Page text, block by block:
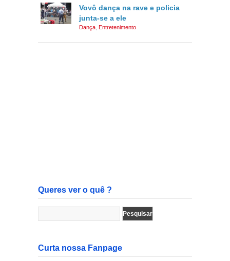
Vovô dança na rave e policia
junta-se a ele
Dança Entretenimento
Queres ver o quê ?
Curta nossa Fanpage